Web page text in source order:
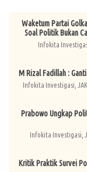
Waketum Partai
Soal Politik Bukan
Infokita
M Rizal Fadillah :
Infokita Investigasi,
Prabowo Ungkap
Infokita Investigasi,
Kritik Praktik Survei